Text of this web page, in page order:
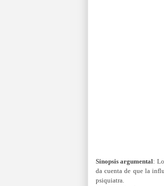
Sinopsis argumental:
da cuenta de que la
psiquiatra.